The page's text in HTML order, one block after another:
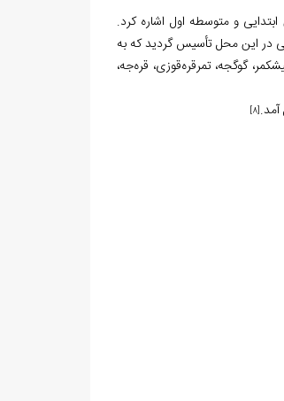
و متوسطه اول اشاره کرد.
۱۳۵۵ هجری شمسی، مدرسه راهنمایی در این محل تأسیس گردید که به
گوگجه، تمرقره‌قوزی، قره‌جه،
[8]